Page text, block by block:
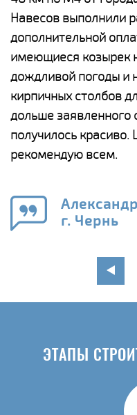
Навесов выполнили
дополнительной
имеющиеся козырек
дождливой погоды и
кирпичных столбов
дольше заявленного
получилось
рекомендую всем.
г. Чернь
ЭТАПЫ